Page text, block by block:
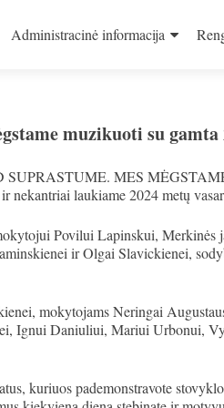
Administracinė informacija
muzikuoti su gamta
SUPRASTUME. MES
nekantriai laukiame 2024 metų
Povilui Lapinskui, Merkinės
ir Olgai Slavickienei,
mokytojams Neringai
Ignui Daniuliui, Mariui Urbonui,
kuriuos pademonstravote